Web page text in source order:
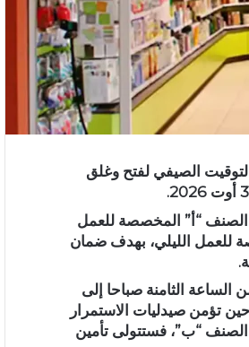
الصيفي لفتح وغلق
الصنف “أ” المخصصة للعمل
للعمل الليلي، بهدف ضمان
الساعة الثامنة صباحا إلى
تؤمن صيدليات الاستمرار
الصنف “ب”، فستتولى تأمين